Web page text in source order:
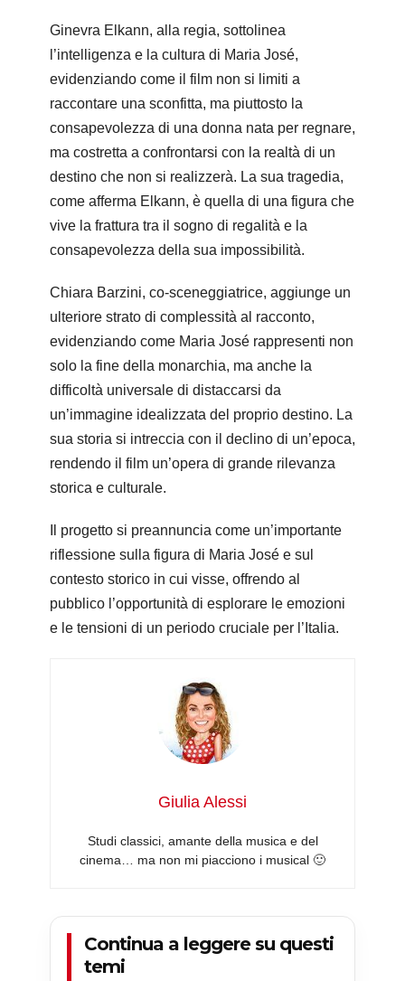
Ginevra Elkann, alla regia, sottolinea
l’intelligenza e la cultura di Maria José,
evidenziando come il film non si limiti a
raccontare una sconfitta, ma piuttosto la
consapevolezza di una donna nata per regnare,
ma costretta a confrontarsi con la realtà di un
destino che non si realizzerà. La sua tragedia,
come afferma Elkann, è quella di una figura che
vive la frattura tra il sogno di regalità e la
consapevolezza della sua impossibilità.
Chiara Barzini, co-sceneggiatrice, aggiunge un
ulteriore strato di complessità al racconto,
evidenziando come Maria José rappresenti non
solo la fine della monarchia, ma anche la
difficoltà universale di distaccarsi da
un’immagine idealizzata del proprio destino. La
sua storia si intreccia con il declino di un’epoca,
rendendo il film un’opera di grande rilevanza
storica e culturale.
Il progetto si preannuncia come un’importante
riflessione sulla figura di Maria José e sul
contesto storico in cui visse, offrendo al
pubblico l’opportunità di esplorare le emozioni
e le tensioni di un periodo cruciale per l’Italia.
Giulia Alessi
Studi classici, amante della musica e del
cinema… ma non mi piacciono i musical 🙂
Continua a leggere su questi
temi